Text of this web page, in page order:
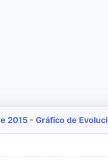
2015 - Gráfico de